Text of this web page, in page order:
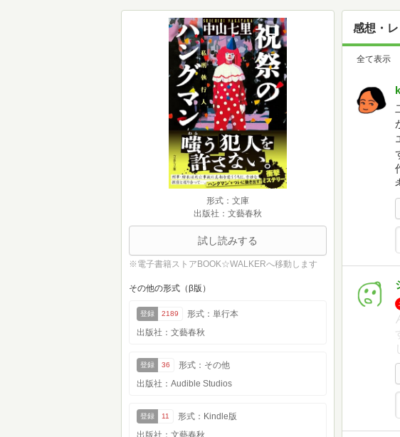
形式：文庫
出版社：文藝春秋
試し読みする
※電子書籍ストアBOOK☆WALKERへ移動します
その他の形式（β版）
登録 2189
形式：単行本
出版社：文藝春秋
登録 36
形式：その他
出版社：Audible Studios
登録 11
形式：Kindle版
出版社：文藝春秋
感想・
全て表示